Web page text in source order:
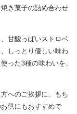
き菓子の詰め合わせ
甘酸っぱいストロベ
しっとり優しい味わ
った3種の味わいを、
へのご挨拶に。もち
供にもおすすめで